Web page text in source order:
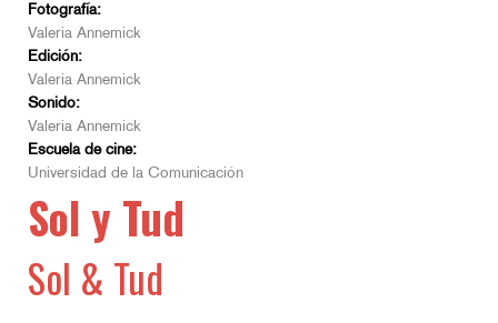
Fotografía:
Valeria Annemick
Edición:
Valeria Annemick
Sonido:
Valeria Annemick
Escuela de cine:
Universidad de la Comunicación
Sol y Tud
Sol & Tud